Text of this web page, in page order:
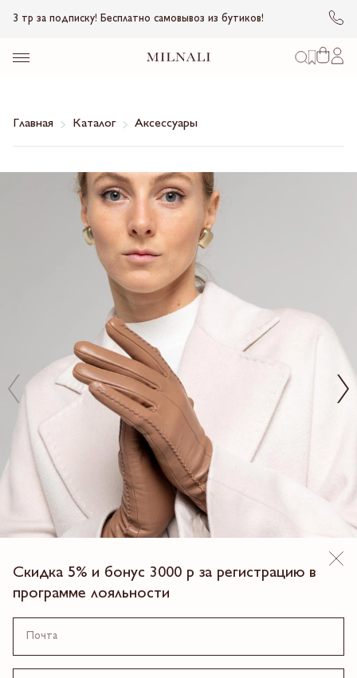
3 тр за подписку! Бесплатно самовывоз из бутиков!
Скидка 5% и бонус 3000 р за регистрацию в
программе лояльности
Главная Каталог Аксессуары
ПЕРЧАТКИ